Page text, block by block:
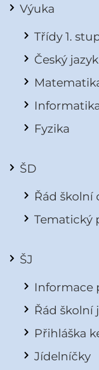
Výuka
Třídy 1.
Český
Fyzika
ŠD
Řád školní
Tematický
ŠJ
Informace
Řád školní
Přihláška
Jídelníčky